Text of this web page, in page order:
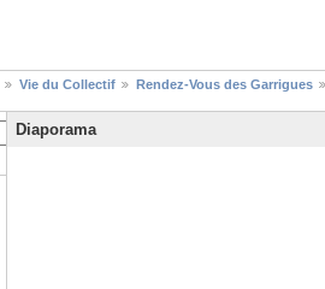
Vie du Collectif
Rendez-Vous des Garrigues
Diaporama